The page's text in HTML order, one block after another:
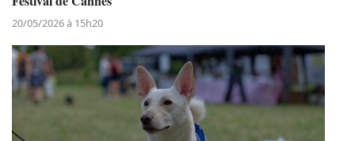
20/05/2026 à 15h20